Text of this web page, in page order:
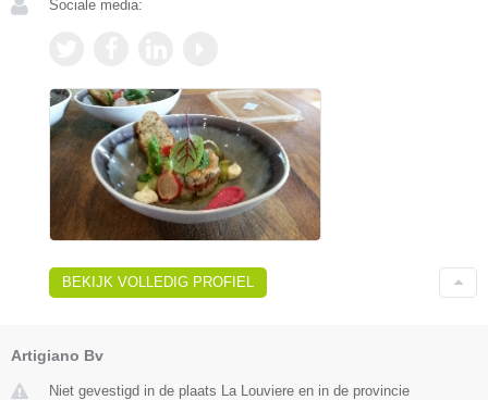
Sociale media:
BEKIJK VOLLEDIG PROFIEL
Artigiano Bv
Niet gevestigd in de plaats La Louviere en in de provincie